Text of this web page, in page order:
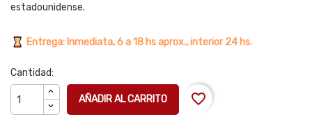
estadounidense.
Entrega: Inmediata, 6 a 18 hs aprox., interior 24 hs.
Cantidad:
AÑADIR AL CARRITO favorite_border